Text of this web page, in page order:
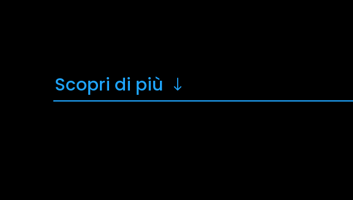
Scopri di più